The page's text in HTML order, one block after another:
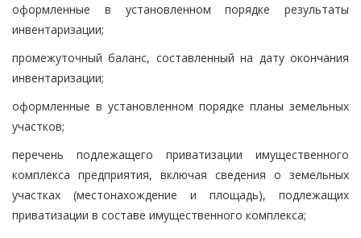
оформленные в установленном порядке результаты
инвентаризации;
промежуточный баланс, составленный на дату окончания
инвентаризации;
оформленные в установленном порядке планы земельных
участков;
перечень подлежащего приватизации имущественного
комплекса предприятия, включая сведения о земельных
участках (местонахождение и площадь), подлежащих
приватизации в составе имущественного комплекса;